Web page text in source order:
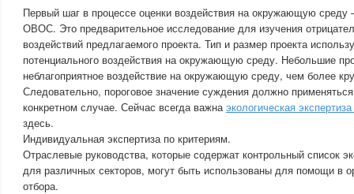
Первый шаг в процессе оценки воздействия на окружающую
ОВОС. Это предварительное исследование для изучения
воздействий предлагаемого проекта. Тип и размер проекта
потенциального воздействия на окружающую среду. Небольшие
неблагоприятное воздействие на окружающую среду, чем более
Следовательно, пороговое значение суждения должно
конкретном случае. Сейчас всегда важнаэкологическая
здесь.
Индивидуальная экспертиза по критериям.
Отраслевые руководства, которые содержат контрольный список
для различных секторов, могут быть использованы для помощи в
отбора.